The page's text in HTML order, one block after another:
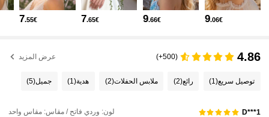
9.06€
9.66€
7.65€
7.55€
4.86
(500+) عرض المزيد
توصيل سريع(1) رائع(2) ملابس الحفلات(2) هدية(1) جميل(5)
D***1 لون: وردي فاتح / مقاس: مقاس واحد